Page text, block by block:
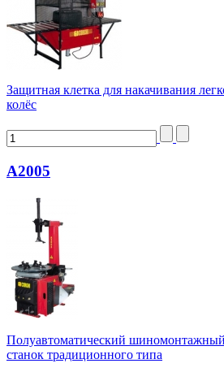
Защитная клетка для накачивания
колёс
А2005
Полуавтоматический шиномонтажный
станок традиционного типа